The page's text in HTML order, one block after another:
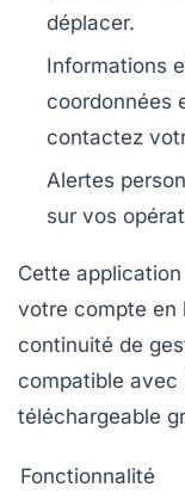
déplacer.
Informations
coordonnées
contactez
Alertes
sur vos
Cette
votre compte en
continuité de
compatible avec
téléchargeable
Fonctionnalité